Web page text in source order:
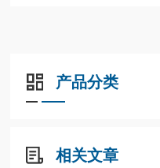
产品分类
相关文章